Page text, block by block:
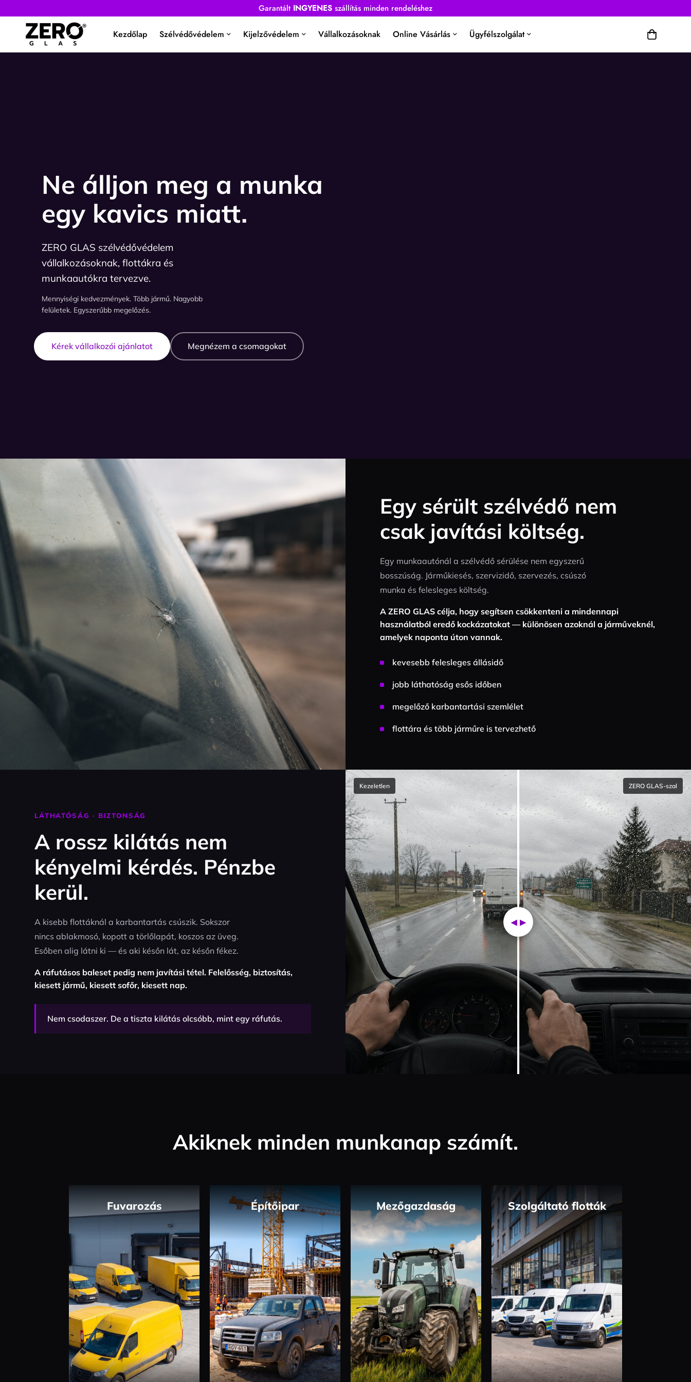
Garantált INGYENES szállítás minden rendeléshez
Kezdőlap Szélvédővédelem Kijelzővédelem Vállalkozásoknak Online Vásárlás Ügyfélszolgálat
Ne álljon meg a munka
egy kavics miatt.
ZERO GLAS szélvédővédelem
vállalkozásoknak, flottákra és
munkaautókra tervezve.
Mennyiségi kedvezmények. Több jármű. Nagyobb
felületek. Egyszerűbb megelőzés.
Kérek vállalkozói ajánlatot Megnézem a csomagokat
Egy sérült szélvédő nem
csak javítási költség.
Egy munkaautónál a szélvédő sérülése nem egyszerű
bosszúság. Járműkiesés, szervizidő, szervezés, csúszó
munka és felesleges költség.
A ZERO GLAS célja, hogy segítsen csökkenteni a mindennapi
használatból eredő kockázatokat — különösen azoknál a járműveknél,
amelyek naponta úton vannak.
kevesebb felesleges állásidő
jobb láthatóság esős időben
megelőző karbantartási szemlélet
flottára és több járműre is tervezhető
Kezeletlen ZERO GLAS-szal
LÁTHATÓSÁG · BIZTONSÁG
A rossz kilátás nem
kényelmi kérdés. Pénzbe
kerül.
A kisebb flottáknál a karbantartás csúszik. Sokszor
nincs ablakmosó, kopott a törlőlapát, koszos az üveg.
Esőben alig látni ki — és aki későn lát, az későn fékez.
A ráfutásos baleset pedig nem javítási tétel. Felelősség, biztosítás,
kiesett jármű, kiesett sofőr, kiesett nap.
Nem csodaszer. De a tiszta kilátás olcsóbb, mint egy ráfutás.
Akiknek minden munkanap számít.
Fuvarozás Építőipar Mezőgazdaság Szolgáltató flották